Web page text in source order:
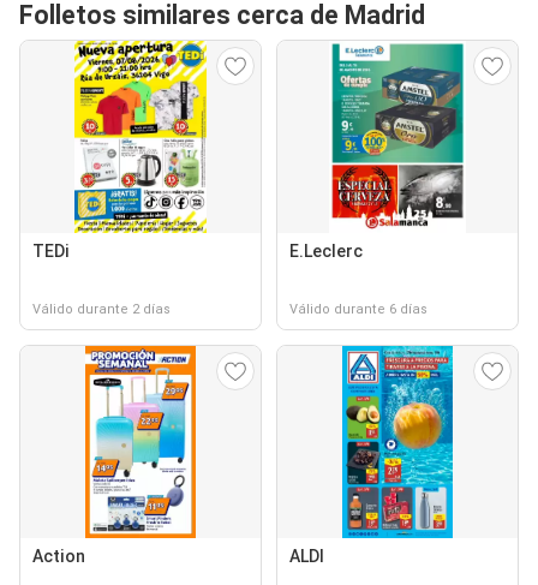
Folletos similares cerca de Madrid
TEDi
Válido durante 2 días
E.Leclerc
Válido durante 6 días
Action ALDI